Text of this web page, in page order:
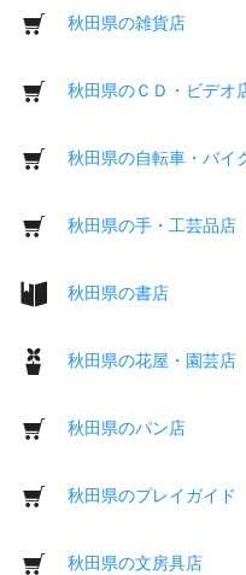
秋田県の雑貨店
秋田県のＣＤ・ビデオ
秋田県の自転車・バイ
秋田県の手・工芸品店
秋田県の書店
秋田県の花屋・園芸店
秋田県のパン店
秋田県のプレイガイド
秋田県の文房具店